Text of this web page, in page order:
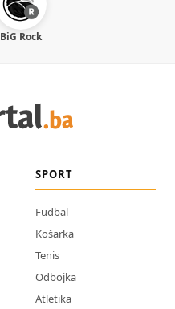
BiG Rock
SPORT
Fudbal
Košarka
Tenis
Odbojka
Atletika